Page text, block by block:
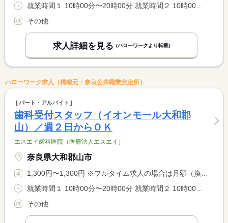
就業時間１ 10時00分〜20時00分 就業時間２ 10時00分〜19時00分 就業時間に関する特記事項 （２）は日祝の就業時間
その他
求人詳細を見る (ハローワークより転載)
ハローワーク求人（掲載元：奈良公共職業安定所）
パート・アルバイト
歯科受付スタッフ（イオンモール大和郡
山）／週２日からＯＫ
エスエイ歯科医院（医療法人エスエイ）
奈良県大和郡山市
1,300円〜1,300円 ※フルタイム求人の場合は月額（換算額）、パート求人の場合は時間額を表示しています。
就業時間１ 10時00分〜20時00分 就業時間２ 10時00分〜19時00分 就業時間に関する特記事項 （２）は日祝の就業時間
その他